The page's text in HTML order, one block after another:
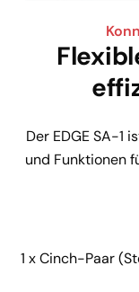
Der EDGE SA-1
und Funktionen
1 x Cinch-Paar